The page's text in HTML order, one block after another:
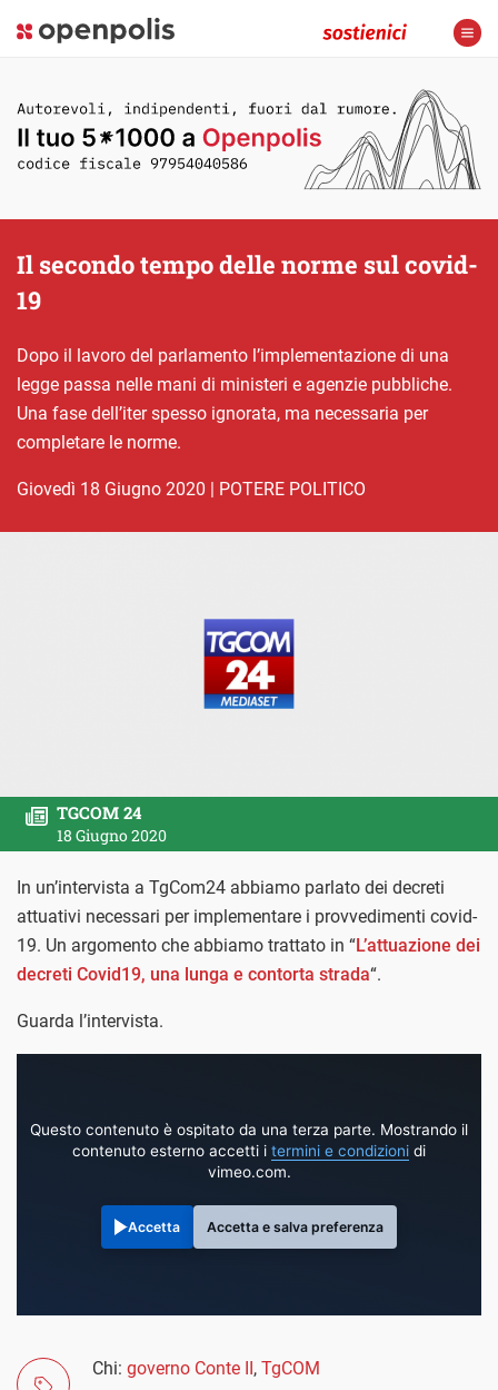
Il secondo tempo delle norme sul covid-
19
Dopo il lavoro del parlamento l’implementazione di una
legge passa nelle mani di ministeri e agenzie pubbliche.
Una fase dell’iter spesso ignorata, ma necessaria per
completare le norme.
giovedì 18 Giugno 2020 | POTERE POLITICO
TGCOM 24
18 Giugno 2020
In un’intervista a TgCom24 abbiamo parlato dei decreti
attuativi necessari per implementare i provvedimenti covid-
19. Un argomento che abbiamo trattato in “L’attuazione dei
decreti Covid19, una lunga e contorta strada“.
Guarda l’intervista.
Questo contenuto è ospitato da una terza parte. Mostrando il
contenuto esterno accetti i termini e condizioni di
vimeo.com.
Accetta Accetta e salva preferenza
Chi: governo Conte II, TgCOM